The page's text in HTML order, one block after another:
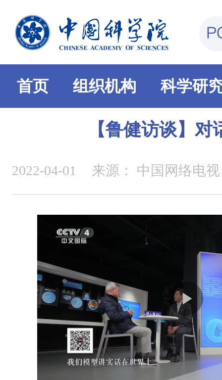
首页 组织机构 科学研
【鲁健访谈】对
2022-04-01 来源： 中国网络电